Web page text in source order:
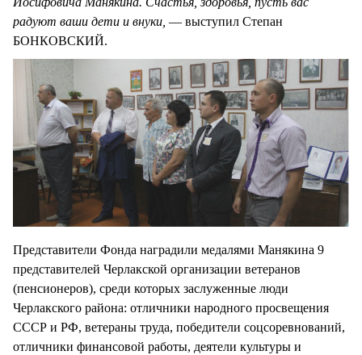
радуют ваши дети и внуки, — выступил Степан
БОНКОВСКИЙ.
Представители Фонда наградили медалями Манякина 9
представителей Черлакской организации ветеранов
(пенсионеров), среди которых заслуженные люди
Черлакского района: отличники народного просвещения
СССР и РФ, ветераны труда, победители соцсоревнований,
отличники финансовой работы, деятели культуры и